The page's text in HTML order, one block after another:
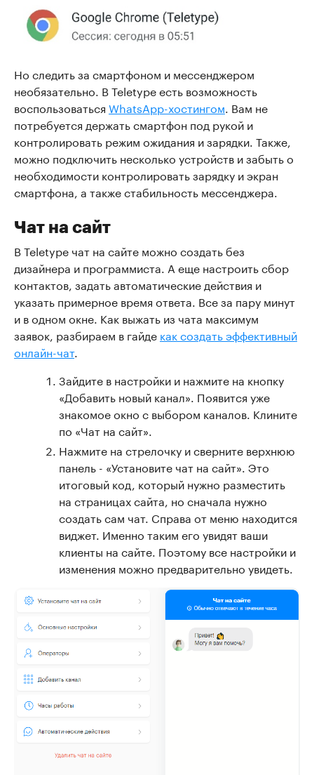
Но следить за смартфоном и мессенджером
необязательно. В Teletype есть возможность
воспользоваться WhatsApp-хостингом. Вам не
потребуется держать смартфон под рукой и
контролировать режим ожидания и зарядки. Также,
можно подключить несколько устройств и забыть о
необходимости контролировать зарядку и экран
смартфона, а также стабильность мессенджера.
Чат на сайт
В Teletype чат на сайте можно создать без
дизайнера и программиста. А еще настроить сбор
контактов, задать автоматические действия и
указать примерное время ответа. Все за пару минут
и в одном окне. Как выжать из чата максимум
заявок, разбираем в гайде как создать эффективный
онлайн-чат.
Зайдите в настройки и нажмите на кнопку
«Добавить новый канал». Появится уже
знакомое окно с выбором каналов. Клините
по «Чат на сайт».
Нажмите на стрелочку и сверните верхнюю
панель - «Установите чат на сайт». Это
итоговый код, который нужно разместить
на страницах сайта, но сначала нужно
создать сам чат. Справа от меню находится
виджет. Именно таким его увидят ваши
клиенты на сайте. Поэтому все настройки и
изменения можно предварительно увидеть.